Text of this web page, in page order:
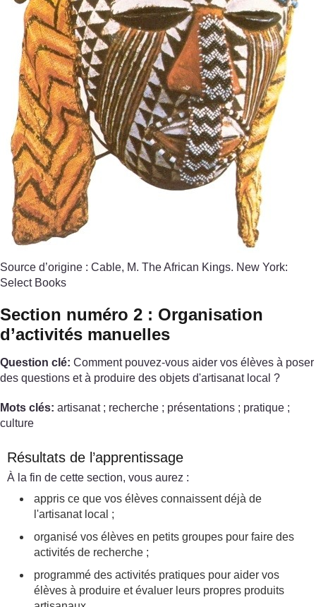
Source d’origine : Cable, M. The African Kings. New York:
Select Books
Section numéro 2 : Organisation
d’activités manuelles
Question clé: Comment pouvez-vous aider vos élèves à poser
des questions et à produire des objets d'artisanat local ?
Mots clés: artisanat ; recherche ; présentations ; pratique ;
culture
Résultats de l’apprentissage
À la fin de cette section, vous aurez :
appris ce que vos élèves connaissent déjà de
l'artisanat local ;
organisé vos élèves en petits groupes pour faire des
activités de recherche ;
programmé des activités pratiques pour aider vos
élèves à produire et évaluer leurs propres produits